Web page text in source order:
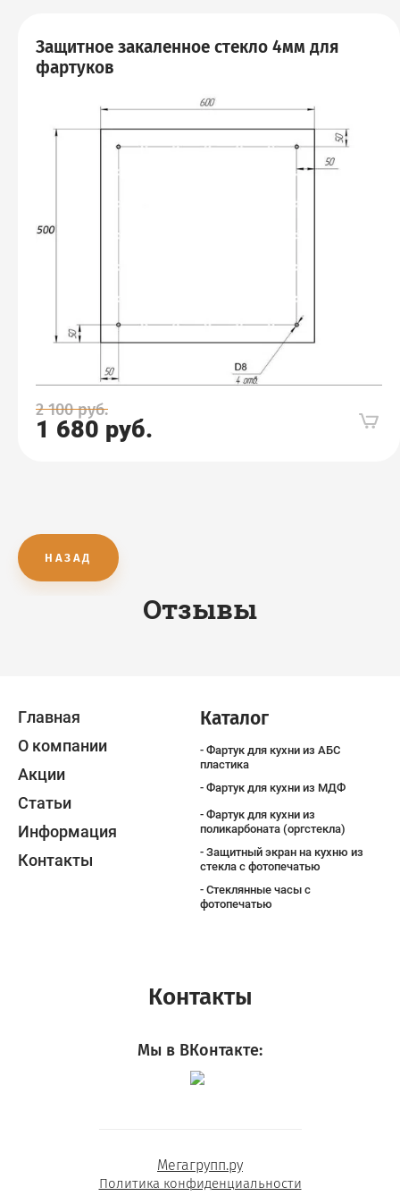
Защитное закаленное стекло 4мм для
фартуков
2 100руб.
1 680 руб.
НАЗАД
Отзывы
Главная
О компании
Акции
Статьи
Информация
Контакты
Каталог
Фартук для кухни из АБС
пластика
Фартук для кухни из МДФ
Фартук для кухни из
поликарбоната (оргстекла)
Защитный экран на кухню из
стекла с фотопечатью
Стеклянные часы с
фотопечатью
Контакты
Мы в ВКонтакте:
Мегагрупп.ру
Политика конфиденциальности